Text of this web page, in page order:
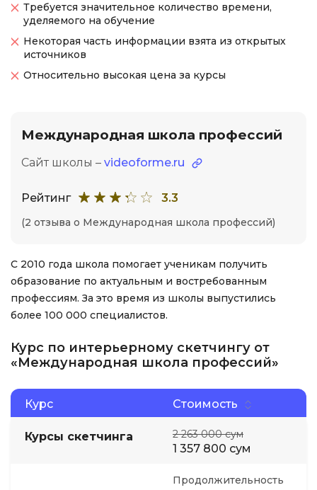
Требуется значительное количество времени,
уделяемого на обучение
Некоторая часть информации взята из открытых
источников
Относительно высокая цена за курсы
Международная школа профессий
Сайт школы – videoforme.ru
Рейтинг 3.3
(2 отзыва о Международная школа профессий)
С 2010 года школа помогает ученикам получить
образование по актуальным и востребованным
профессиям. За это время из школы выпустились
более 100 000 специалистов.
Курс по интерьерному скетчингу от
«Международная школа профессий»
Курс Стоимость
Курсы скетчинга 2 263 000 сум
1 357 800 сум
Продолжительность